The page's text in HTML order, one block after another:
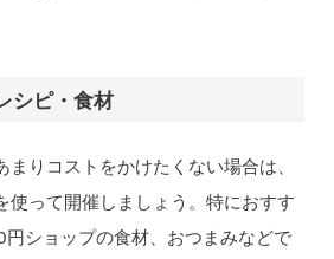
シピ・食材
りコストをかけたくない場合は、
使って開催しましょう。特におすす
ショップの食材、おつまみなどで